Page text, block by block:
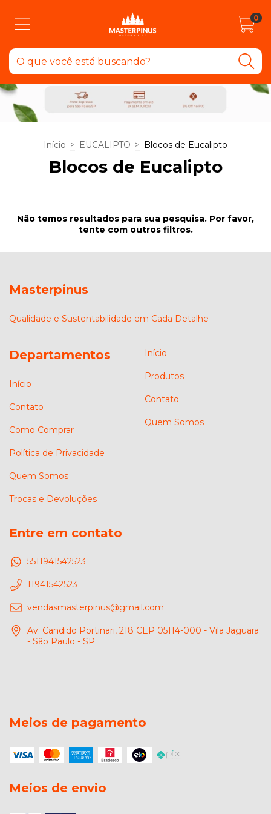
0
Início > EUCALIPTO > Blocos de Eucalipto
Blocos de Eucalipto
Não temos resultados para sua pesquisa. Por favor,
tente com outros filtros.
Masterpinus
Qualidade e Sustentabilidade em Cada Detalhe
Departamentos
Início
Contato
Como Comprar
Política de Privacidade
Quem Somos
Trocas e Devoluções
Início
Produtos
Contato
Quem Somos
Entre em contato
5511941542523
11941542523
vendasmasterpinus@gmail.com
Av. Candido Portinari, 218 CEP 05114-000 - Vila Jaguara
- São Paulo - SP
Meios de pagamento
Meios de envio